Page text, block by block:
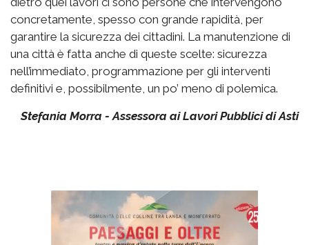
concretamente, spesso con grande rapidità, per
garantire la sicurezza dei cittadini. La manutenzione di
una città è fatta anche di queste scelte: sicurezza
nell’immediato, programmazione per gli interventi
definitivi e, possibilmente, un po’ meno di polemica.
Stefania Morra - Assessora ai Lavori Pubblici di Asti